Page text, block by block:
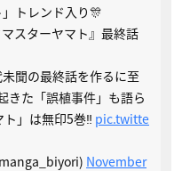
トレンド入り🎊
スターヤマト』最終話
聞の最終話を作るに至
きた「誤植事件」も語ら
」は無印5巻‼ pic.twitte
November